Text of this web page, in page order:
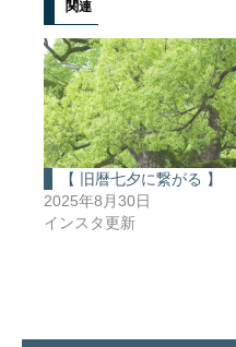
関連
【 旧暦七夕に繋がる 】
2025年8月30日
インスタ更新